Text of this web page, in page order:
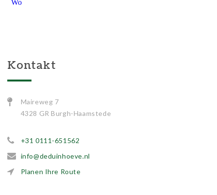
Kontakt
Maireweg 7
4328 GR Burgh-Haamstede
+31 0111-651562
info@deduinhoeve.nl
Planen Ihre Route